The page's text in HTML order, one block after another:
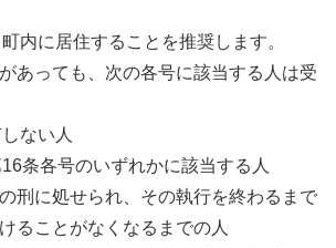
内に居住することを推奨します。
あっても、次の各号に該当する人は受
ない人
条各号のいずれかに該当する人
に処せられ、その執行を終わるまで
ることがなくなるまでの人